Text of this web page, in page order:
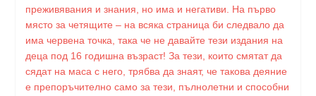
преживявания и знания, но има и негативи. На първо
място за четящите – на всяка страница би следвало да
има червена точка, така че не давайте тези издания на
деца под 16 годишна възраст! За тези, които смятат да
сядат на маса с него, трябва да знаят, че такова деяние
е препоръчително само за тези, пълнолетни и способни